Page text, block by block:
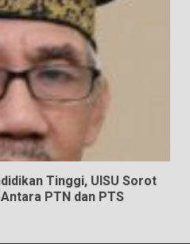
Tinggi, UISU Sorot
PTN dan PTS